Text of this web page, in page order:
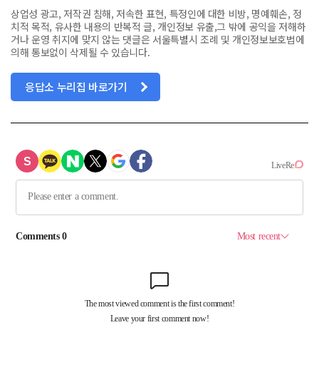
상업성 광고, 저작권 침해, 저속한 표현, 특정인에 대한 비방, 명예훼손, 정
치적 목적, 유사한 내용의 반복적 글, 개인정보 유출,그 밖에 공익을 저해하
거나 운영 취지에 맞지 않는 댓글은 서울특별시 조례 및 개인정보보호법에
의해 통보없이 삭제될 수 있습니다.
응답소 누리집 바로가기